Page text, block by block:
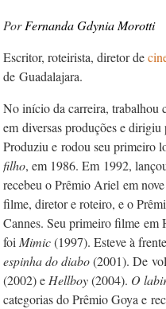
Fernanda Gdynia Morotti
Escritor, roteirista, diretor de
de Guadalajara.
No início da carreira, trabalhou
em diversas produções e dirigiu
Produziu e rodou seu primeiro
filho, em 1986. Em 1992,
recebeu o Prêmio Ariel em
filme, diretor e roteiro, e o P
Cannes. Seu primeiro filme em
foi Mimic(1997). Esteve à
espinha do diabo(2001). De
(2002) e Hellboy(2004). O
categorias do Prêmio Goya e